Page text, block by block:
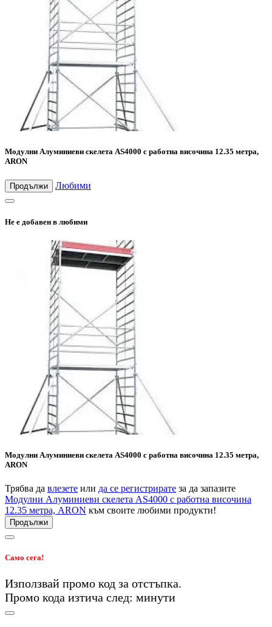
Модулни Алуминиеви скелета AS4000 с работна височина 12.35 метра,
ARON
Продължи Любими
Не е добавен в любими
Модулни Алуминиеви скелета AS4000 с работна височина 12.35 метра,
ARON
Трябва да влезете или да се регистрирате за да запазите
Модулни Алуминиеви скелета AS4000 с работна височина
12.35 метра, ARON към своите любими продукти!
Продължи
Само сега!
Използвай промо код за отстъпка.
Промо кода изтича след: минути